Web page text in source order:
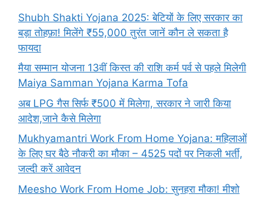
Shubh Shakti Yojana 2025: बेटियों के लिए सरकार का
बड़ा तोहफ़ा! मिलेंगे ₹55,000 तुरंत जानें कौन ले सकता है
फायदा
मैया सम्मान योजना 13वीं किस्त की राशि कर्म पर्व से पहले मिलेगी
Maiya Samman Yojana Karma Tofa
अब LPG गैस सिर्फ ₹500 में मिलेगा, सरकार ने जारी किया
आदेश,जाने कैसे मिलेगा
Mukhyamantri Work From Home Yojana: महिलाओं
के लिए घर बैठे नौकरी का मौका – 4525 पदों पर निकली भर्ती,
जल्दी करें आवेदन
Meesho Work From Home Job: सुनहरा मौका! मीशो